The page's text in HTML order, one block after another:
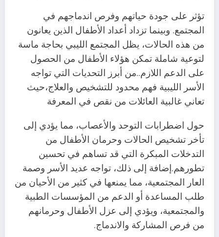
تؤثر على جودة حياتهم وفرص اندماجهم في
المجتمع. وبينما تزداد أعداد الأطفال الذين يعانون
من هذه الحالات، يظل المجتمع الليبي بحاجة ماسة
لتوعية شاملة تمكن هؤلاء الأطفال من الحصول
على الدعم اللازم..من أبرز التحديات التي تواجه
الأسر الليبية فهم محدود للتشخيص والعلاج،حيث
تعاني غالبية العائلات من نقص في المعرفة
حول اضطرابات التوحد والأعصاب، مما يؤدي إلى
تأخر تشخيص الحالات وحرمان الأطفال من
التدخلات المبكرة التي قد تساهم في تحسين
تطورهم.إضافة إلى ذلك، تواجه عديد الأسر وصمة
العار المجتمعية، مما يمنعها في كثير من الأحيان من
طلب المساعدة أو الدعم من المؤسسات الطبية
والمجتمعية، ويؤدي إلى عزل الأطفال وحرمانهم
من فرص المشاركة والاندماج.